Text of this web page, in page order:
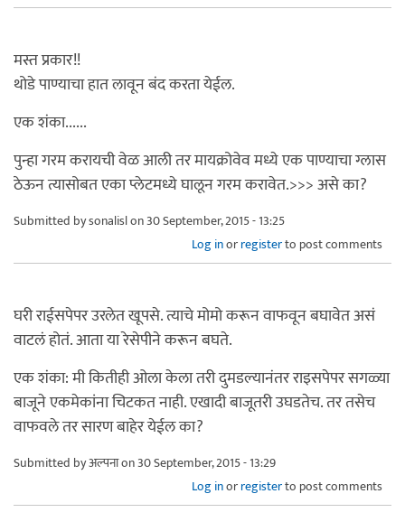
मस्त प्रकार!!
थोडे पाण्याचा हात लावून बंद करता येईल.
एक शंका......
पुन्हा गरम करायची वेळ आली तर मायक्रोवेव मध्ये एक पाण्याचा ग्लास
ठेऊन त्यासोबत एका प्लेटमध्ये घालून गरम करावेत.>>> असे का?
Submitted bysonalislon 30 September, 2015 - 13:25
Log inorregisterto post comments
घरी राईसपेपर उरलेत खूपसे. त्याचे मोमो करून वाफवून बघावेत असं
वाटलं होतं. आता या रेसेपीने करून बघते.
एक शंका: मी कितीही ओला केला तरी दुमडल्यानंतर राइसपेपर सगळ्या
बाजूने एकमेकांना चिटकत नाही. एखादी बाजूतरी उघडतेच. तर तसेच
वाफवले तर सारण बाहेर येईल का?
Submitted byअल्पनाon 30 September, 2015 - 13:29
Log inorregisterto post comments